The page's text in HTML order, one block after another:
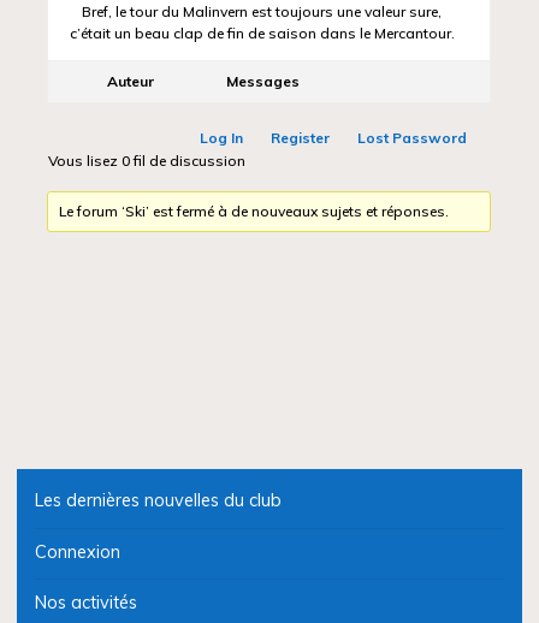
Bref, le tour du Malinvern est toujours une valeur sure,
c’était un beau clap de fin de saison dans le Mercantour.
Auteur Messages
Log In Register
Lost Password
Vous lisez 0 fil de discussion
Le forum ‘Ski’ est fermé à de nouveaux sujets et réponses.
Les dernières nouvelles du club
Connexion
Nos activités